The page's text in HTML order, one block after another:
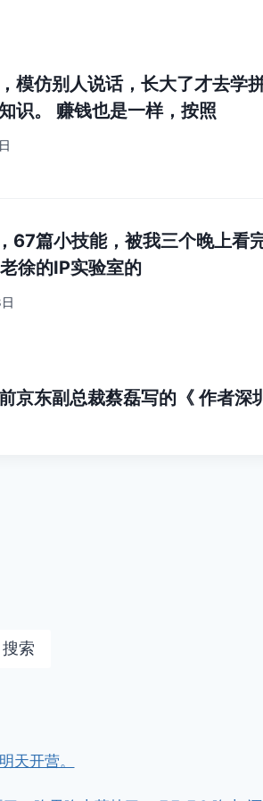
模仿别人说话，长大了才去学
识。 赚钱也是一样，按照
67篇小技能，被我三个晚上看
徐的IP实验室的
京东副总裁蔡磊写的《 作者深
搜索
天开营。